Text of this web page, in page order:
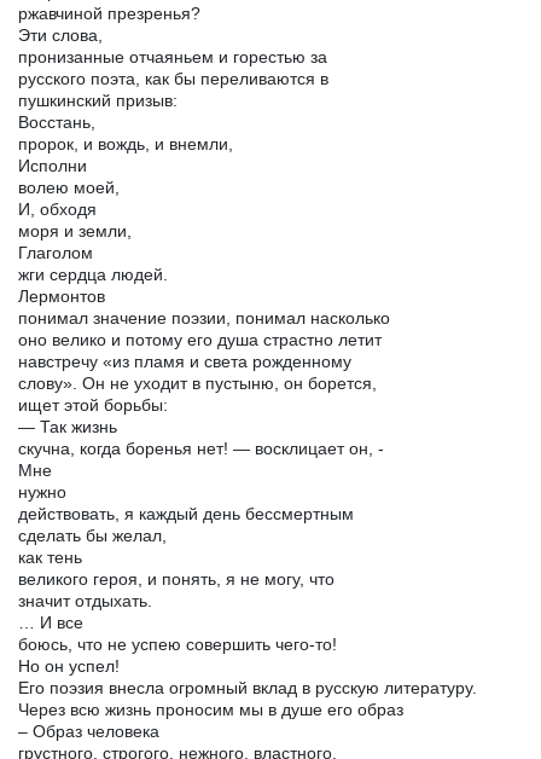
ржавчиной презренья?
Эти слова,
пронизанные отчаяньем и горестью за
русского поэта, как бы переливаются в
пушкинский призыв:
Восстань,
пророк, и вождь, и внемли,
Исполни
волею моей,
И, обходя
моря и земли,
Глаголом
жги сердца людей.
Лермонтов
понимал значение поэзии, понимал насколько
оно велико и потому его душа страстно летит
навстречу «из пламя и света рожденному
слову». Он не уходит в пустыню, он борется,
ищет этой борьбы:
— Так жизнь
скучна, когда боренья нет! — восклицает он, -
Мне
нужно
действовать, я каждый день бессмертным
сделать бы желал,
как тень
великого героя, и понять, я не могу, что
значит отдыхать.
… И все
боюсь, что не успею совершить чего-то!
Но он успел!
Его поэзия внесла огромный вклад в русскую литературу.
Через всю жизнь проносим мы в душе его образ
– Образ человека
грустного, строгого, нежного, властного,